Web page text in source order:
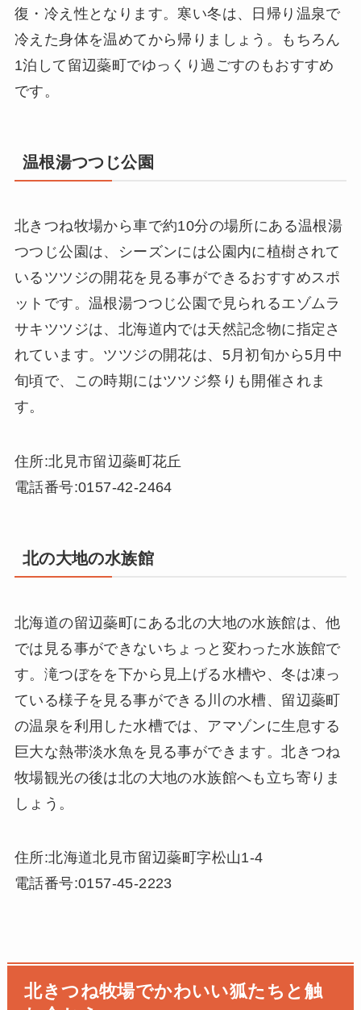
復・冷え性となります。寒い冬は、日帰り温泉で
冷えた身体を温めてから帰りましょう。もちろん
1泊して留辺蘂町でゆっくり過ごすのもおすすめ
です。
温根湯つつじ公園
北きつね牧場から車で約10分の場所にある温根湯
つつじ公園は、シーズンには公園内に植樹されて
いるツツジの開花を見る事ができるおすすめスポ
ットです。温根湯つつじ公園で見られるエゾムラ
サキツツジは、北海道内では天然記念物に指定さ
れています。ツツジの開花は、5月初旬から5月中
旬頃で、この時期にはツツジ祭りも開催されま
す。
住所:北見市留辺蘂町花丘
電話番号:0157-42-2464
北の大地の水族館
北海道の留辺蘂町にある北の大地の水族館は、他
では見る事ができないちょっと変わった水族館で
す。滝つぼをを下から見上げる水槽や、冬は凍っ
ている様子を見る事ができる川の水槽、留辺蘂町
の温泉を利用した水槽では、アマゾンに生息する
巨大な熱帯淡水魚を見る事ができます。北きつね
牧場観光の後は北の大地の水族館へも立ち寄りま
しょう。
住所:北海道北見市留辺蘂町字松山1-4
電話番号:0157-45-2223
北きつね牧場でかわいい狐たちと触